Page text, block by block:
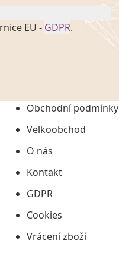
EU - GDPR.
č. 101/2000 Sb. v
uchováním veškerých
údajů či jako jeho
informací, nejdéle
Obchodní podmínky
Velkoobchod
O nás
Kontakt
GDPR
Cookies
Vrácení zboží